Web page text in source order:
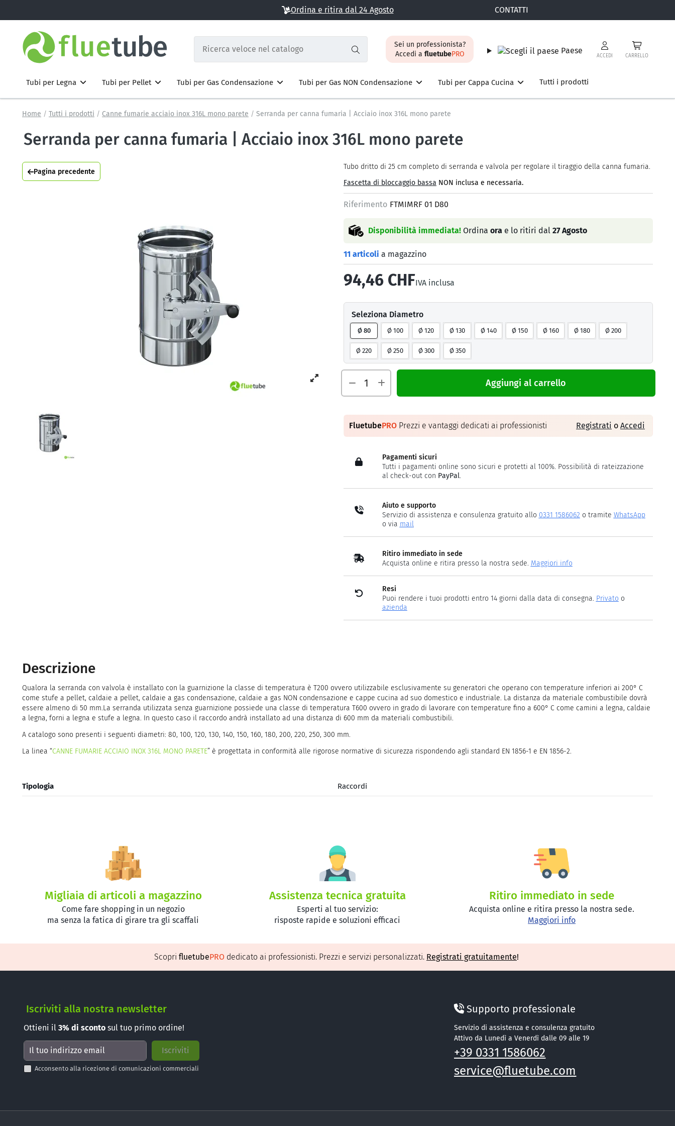
Ordina e ritira dal 24 Agosto CONTATTI
Sei un professionista?
Accedi a fluetubePRO Paese
ACCEDI CARRELLO
Tubi per Legna Tubi per Pellet Tubi per Gas Condensazione Tubi per Gas NON Condensazione Tubi per Cappa Cucina Tutti i prodotti
Home Tutti i prodotti Canne fumarie acciaio inox 316L mono parete Serranda per canna fumaria | Acciaio inox 316L mono parete
Serranda per canna fumaria | Acciaio inox 316L mono parete
Pagina precedente
Tubo dritto di 25 cm completo di serranda e valvola per regolare il tiraggio della canna fumaria.
Fascetta di bloccaggio bassa NON inclusa e necessaria.
Riferimento FTMIMRF 01 D80
Disponibilità immediata! Ordina ora e lo ritiri dal 27 Agosto
11 articoli a magazzino
94,46 CHFIVA inclusa
Seleziona Diametro
Ø 80 Ø 100 Ø 120 Ø 130 Ø 140 Ø 150 Ø 160 Ø 180 Ø 200
Ø 220 Ø 250 Ø 300 Ø 350
Aggiungi al carrello
FluetubePRO Prezzi e vantaggi dedicati ai professionisti Registrati o Accedi
Pagamenti sicuri
Tutti i pagamenti online sono sicuri e protetti al 100%. Possibilità di rateizzazione
al check-out con PayPal.
Aiuto e supporto
Servizio di assistenza e consulenza gratuito allo 0331 1586062 o tramite WhatsApp
o via mail
Ritiro immediato in sede
Acquista online e ritira presso la nostra sede. Maggiori info
Resi
Puoi rendere i tuoi prodotti entro 14 giorni dalla data di consegna. Privato o
azienda
Descrizione
Qualora la serranda con valvola è installato con la guarnizione la classe di temperatura è T200 ovvero utilizzabile esclusivamente su generatori che operano con temperature inferiori ai 200° C
come stufe a pellet, caldaie a pellet, caldaie a gas condensazione, caldaie a gas NON condensazione e cappe cucina ad suo domestico e industriale. La distanza da materiale combustibile dovrà
essere almeno di 50 mm.La serranda utilizzata senza guarnizione possiede una classe di temperatura T600 ovvero in grado di lavorare con temperature fino a 600° C come camini a legna, caldaie
a legna, forni a legna e stufe a legna. In questo caso il raccordo andrà installato ad una distanza di 600 mm da materiali combustibili.
A catalogo sono presenti i seguenti diametri: 80, 100, 120, 130, 140, 150, 160, 180, 200, 220, 250, 300 mm.
La linea “CANNE FUMARIE ACCIAIO INOX 316L MONO PARETE” è progettata in conformità alle rigorose normative di sicurezza rispondendo agli standard EN 1856-1 e EN 1856-2.
Tipologia Raccordi
Migliaia di articoli a magazzino
Come fare shopping in un negozio
ma senza la fatica di girare tra gli scaffali
Assistenza tecnica gratuita
Esperti al tuo servizio:
risposte rapide e soluzioni efficaci
Ritiro immediato in sede
Acquista online e ritira presso la nostra sede.
Maggiori info
Scopri fluetubePRO dedicato ai professionisti. Prezzi e servizi personalizzati. Registrati gratuitamente!
Iscriviti alla nostra newsletter
Ottieni il 3% di sconto sul tuo primo ordine!
Acconsento alla ricezione di comunicazioni commerciali
Supporto professionale
Servizio di assistenza e consulenza gratuito
Attivo da Lunedì a Venerdì dalle 09 alle 19
+39 0331 1586062
service@fluetube.com